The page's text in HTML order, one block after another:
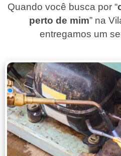
Quando você busca por “
perto de mim” na
entregamos um